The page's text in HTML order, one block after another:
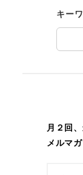
キー
月２回
メルマ